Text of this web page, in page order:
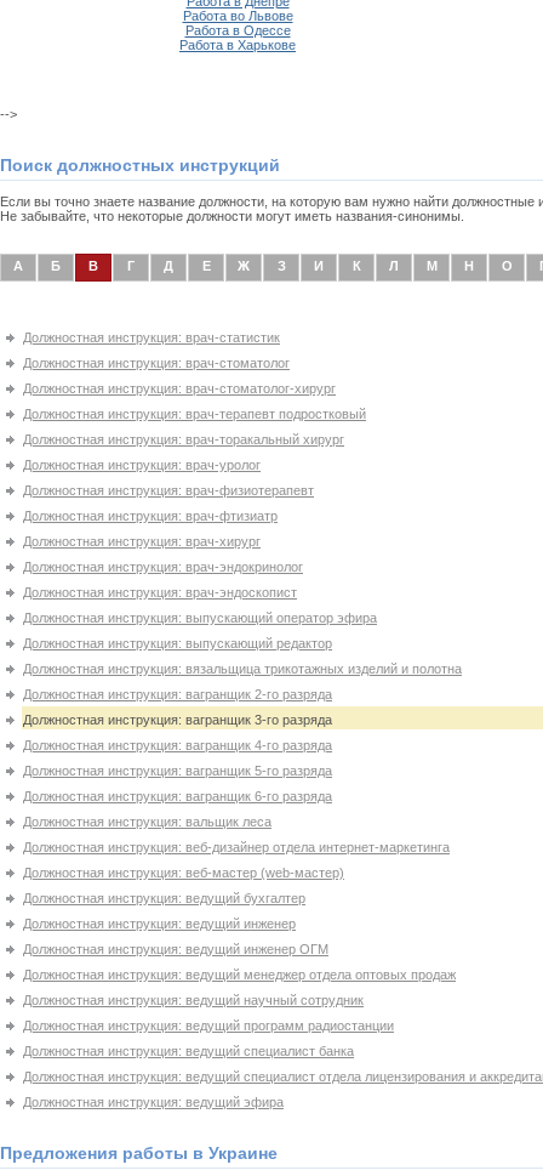
Работа во Львове
Работа в Одессе
Работа в Харькове
-->
Поиск должностных инструкций
Если вы точно знаете название должности, на которую вам нужно найти
Не забывайте, что некоторые должности могут иметь названия-синонимы.
А Б В Г Д Е Ж З И К Л М Н О
Должностная инструкция: врач-статистик
Должностная инструкция: врач-стоматолог
Должностная инструкция: врач-стоматолог-хирург
Должностная инструкция: врач-терапевт подростковый
Должностная инструкция: врач-торакальный хирург
Должностная инструкция: врач-уролог
Должностная инструкция: врач-физиотерапевт
Должностная инструкция: врач-фтизиатр
Должностная инструкция: врач-хирург
Должностная инструкция: врач-эндокринолог
Должностная инструкция: врач-эндоскопист
Должностная инструкция: выпускающий оператор эфира
Должностная инструкция: выпускающий редактор
Должностная инструкция: вязальщица трикотажных изделий и полотна
Должностная инструкция: вагранщик 2-го разряда
Должностная инструкция: вагранщик 3-го разряда
Должностная инструкция: вагранщик 4-го разряда
Должностная инструкция: вагранщик 5-го разряда
Должностная инструкция: вагранщик 6-го разряда
Должностная инструкция: вальщик леса
Должностная инструкция: веб-дизайнер отдела интернет-маркетинга
Должностная инструкция: веб-мастер (web-мастер)
Должностная инструкция: ведущий бухгалтер
Должностная инструкция: ведущий инженер
Должностная инструкция: ведущий инженер ОГМ
Должностная инструкция: ведущий менеджер отдела оптовых продаж
Должностная инструкция: ведущий научный сотрудник
Должностная инструкция: ведущий программ радиостанции
Должностная инструкция: ведущий специалист банка
Должностная инструкция: ведущий специалист отдела лицензирования и
Должностная инструкция: ведущий эфира
Предложения работы в Украине